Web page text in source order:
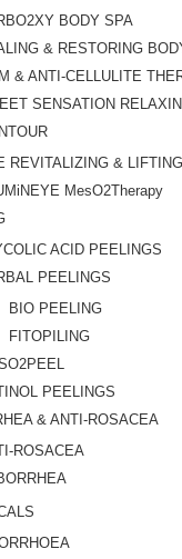
BODY SPA
& RESTORING
& ANTI-CELLULITE
SENSATION
REVITALIZING &
MesO2Therapy
ACID PEELINGS
PEELINGS
BIO PEELING
FITOPILING
PEELINGS
& ANTI-ROSACEA
ROSACEA